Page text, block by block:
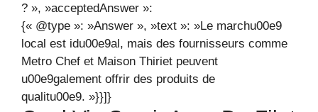
? », »acceptedAnswer »:
{« @type »: »Answer », »text »: »Le marchu00e9
local est idu00e9al, mais des fournisseurs comme
Metro Chef et Maison Thiriet peuvent
u00e9galement offrir des produits de
qualitu00e9. »}}]}